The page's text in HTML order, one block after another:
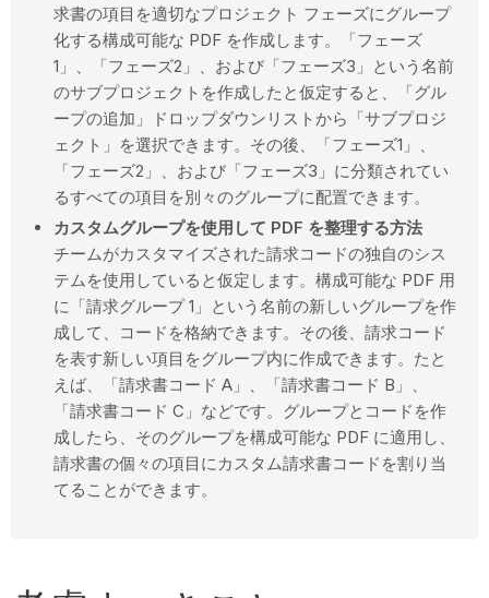
求書の項目を適切なプロジェクト フェーズにグループ
化する構成可能な PDF を作成します。「フェーズ
1」、「フェーズ2」、および「フェーズ3」という名前
のサブプロジェクトを作成したと仮定すると、「グル
ープの追加」ドロップダウンリストから「サブプロジ
ェクト」を選択できます。その後、「フェーズ1」、
「フェーズ2」、および「フェーズ3」に分類されてい
るすべての項目を別々のグループに配置できます。
カスタムグループを使用して PDF を整理する方法
チームがカスタマイズされた請求コードの独自のシス
テムを使用していると仮定します。構成可能な PDF 用
に「請求グループ 1」という名前の新しいグループを作
成して、コードを格納できます。その後、請求コード
を表す新しい項目をグループ内に作成できます。たと
えば、「請求書コード A」、「請求書コード B」、
「請求書コード C」などです。グループとコードを作
成したら、そのグループを構成可能な PDF に適用し、
請求書の個々の項目にカスタム請求書コードを割り当
てることができます。